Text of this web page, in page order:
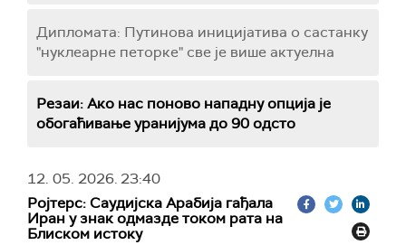
Дипломата: Путинова иницијатива о састанку
"нуклеарне петорке" све је више актуелна
Резаи: Ако нас поново нападну опција је
обогаћивање уранијума до 90 одсто
12. 05. 2026.23:40
Ројтерс: Саудијска Арабија гађала
Иран у знак одмазде током рата на
Блиском истоку